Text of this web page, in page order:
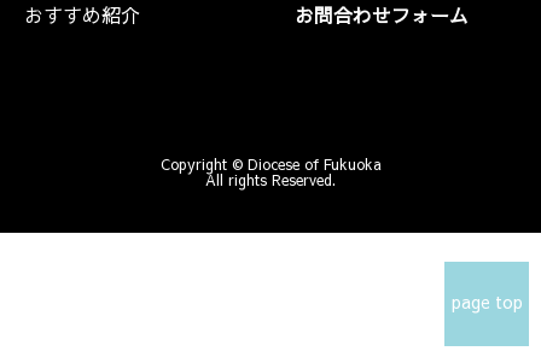
おすすめ紹介
お問合わせフォーム
page top
Copyright © Diocese of Fukuoka
All rights Reserved.